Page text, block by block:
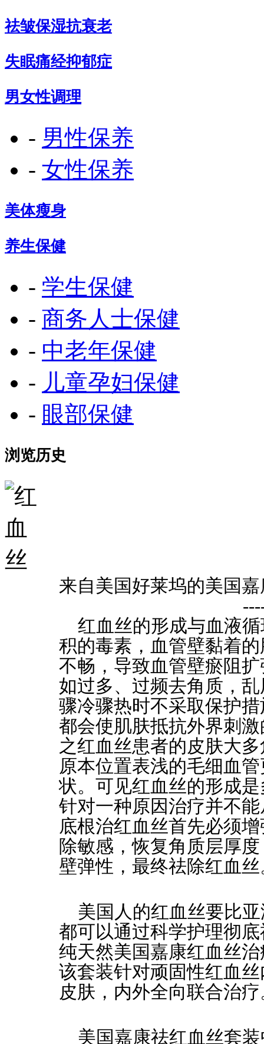
祛皱保湿抗衰老
失眠痛经抑郁症
男女性调理
- 男性保养
- 女性保养
美体瘦身
养生保健
- 学生保健
- 商务人士保健
- 中老年保健
- 儿童孕妇保健
- 眼部保健
浏览历史
来自美国好莱坞的美国
红血丝的形成与血液循
积的毒素，血管壁黏着
不畅，导致血管壁瘀阻
如过多、过频去角质，
骤冷骤热时不采取保护
都会使肌肤抵抗外界刺
之红血丝患者的皮肤大
原本位置表浅的毛细血
状。可见红血丝的形成
针对一种原因治疗并不
底根治红血丝首先必须
除敏感，恢复角质层厚
壁弹性，最终祛除红血丝
美国人的红血丝要比亚
都可以通过科学护理彻
纯天然美国嘉康红血丝
该套装针对顽固性红血
皮肤，内外全向联合治
美国嘉康祛红血丝套装